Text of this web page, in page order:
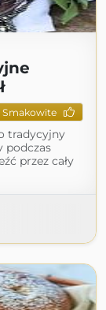
Smakowite
tradycyjny
podczas
przez cały